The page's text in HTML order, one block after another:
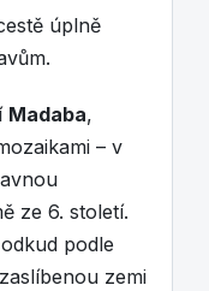
úplně
Madaba,
– v
ze 6. století.
podle
zemi